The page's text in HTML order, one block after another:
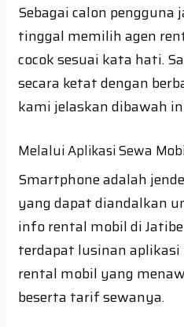
Sebagai calon pengguna
tinggal memilih agen
cocok sesuai kata hati.
secara ketat dengan
kami jelaskan dibawah
Melalui Aplikasi Sewa
Smartphone adalah
yang dapat diandalkan
info rental mobil di
terdapat lusinan
rental mobil yang
beserta tarif sewanya.